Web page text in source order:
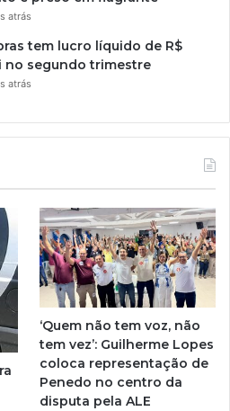
atrás
tem lucro líquido de R$
no segundo trimestre
atrás
‘Quem não tem voz, não
tem vez’: Guilherme Lopes
coloca representação de
Penedo no centro da
disputa pela ALE